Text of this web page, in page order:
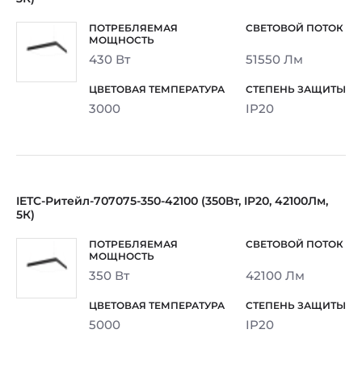
430 Вт 51550 Лм
3000 IP20
IETC-Ритейл-707075-350-42100 (350Вт, IP20, 42100Лм,
5К)
350 Вт 42100 Лм
5000 IP20